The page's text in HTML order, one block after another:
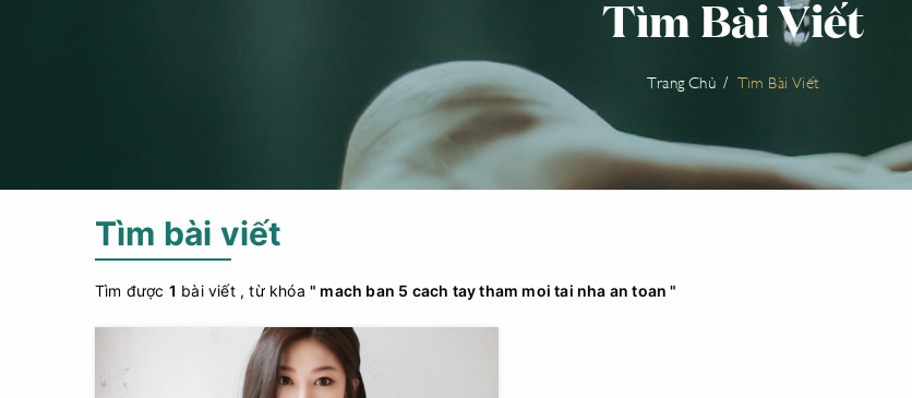
Tìm Bài Viết
Trang Chủ Tìm Bài Viết
Tìm bài viết
Tìm được 1 bài viết , từ khóa" mach ban 5 cach tay tham moi tai nha an toan "